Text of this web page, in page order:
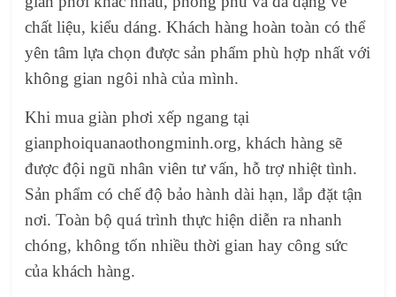
chất liệu, kiểu dáng. Khách hàng hoàn toàn có thể
yên tâm lựa chọn được sản phẩm phù hợp nhất với
không gian ngôi nhà của mình.
Khi mua giàn phơi xếp ngang tại
gianphoiquanaothongminh.org, khách hàng sẽ
được đội ngũ nhân viên tư vấn, hỗ trợ nhiệt tình.
Sản phẩm có chế độ bảo hành dài hạn, lắp đặt tận
nơi. Toàn bộ quá trình thực hiện diễn ra nhanh
chóng, không tốn nhiều thời gian hay công sức
của khách hàng.